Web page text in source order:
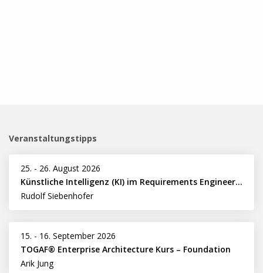
Veranstaltungstipps
25. - 26. August 2026
Künstliche Intelligenz (KI) im Requirements Engineering erfolgreich einsetzen
Rudolf Siebenhofer
15. - 16. September 2026
TOGAF® Enterprise Architecture Kurs – Foundation
Arik Jung